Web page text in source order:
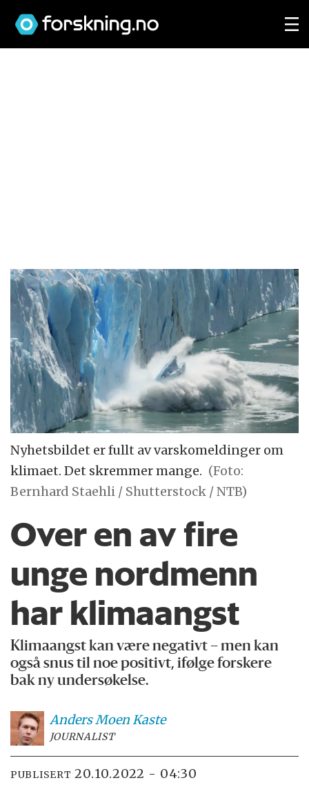
Nyhetsbildet er fullt av varskomeldinger om
klimaet. Det skremmer mange. (Foto:
Bernhard Staehli / Shutterstock / NTB)
Over en av fire
unge nordmenn
har klimaangst
Klimaangst kan være negativt – men kan
også snus til noe positivt, ifølge forskere
bak ny undersøkelse.
Anders MoenKaste
JOURNALIST
PUBLISERT 20.10.2022 - 04:30